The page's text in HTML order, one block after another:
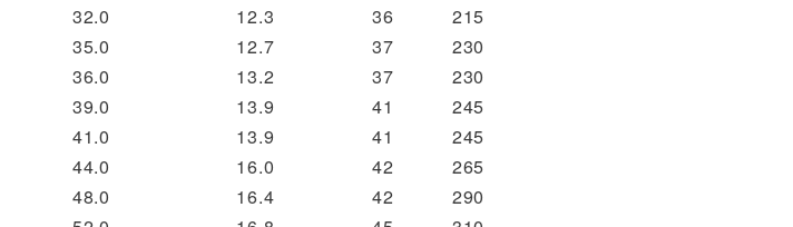
32.0 12.3 36
215
35.0 12.7 37
230
36.0 13.2 37
230
39.0 13.9 41
245
41.0 13.9 41
245
44.0 16.0 42
265
48.0 16.4 42
290